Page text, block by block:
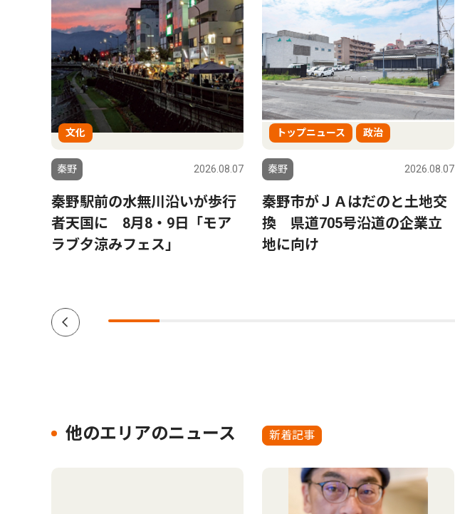
文化
秦野 2026.08.07
秦野駅前の水無川沿いが歩行
者天国に 8月8・9日「モア
ラブ夕涼みフェス」
トップニュース 政治
秦野 2026.08.07
秦野市がＪＡはだのと土地交
換 県道705号沿道の企業立
地に向け
他のエリアのニュース 新着記事